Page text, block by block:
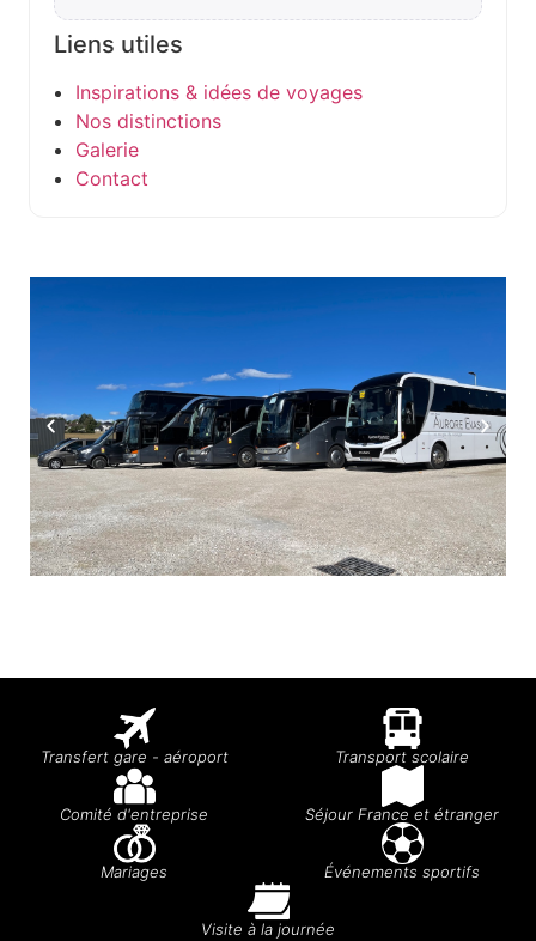
Liens utiles
Inspirations & idées de voyages
Nos distinctions
Galerie
Contact
Transfert gare - aéroport Transport scolaire
Comité d'entreprise Séjour France et étranger
Mariages Événements sportifs
Visite à la journée